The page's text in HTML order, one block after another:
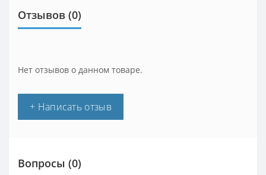
Отзывов (0)
Нет отзывов о данном товаре.
+ Написать отзыв
Вопросы (0)